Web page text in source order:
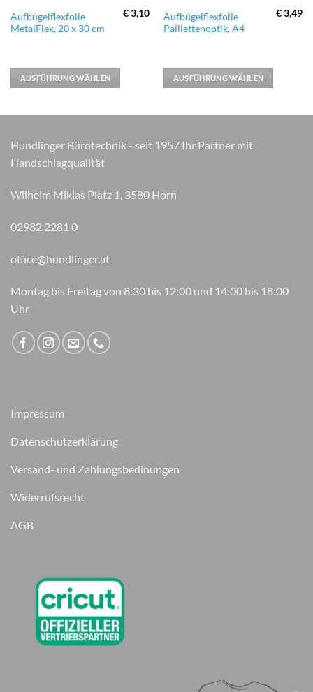
Aufbügelflexfolie
MetalFlex, 20 x 30 cm
€3,10
AUSFÜHRUNG WÄHLEN
Dieses
Produkt
Varianten
auf.
Optionen
auf
der
gewählt
Aufbügelflexfolie
Paillettenoptik, A4
€3,49
AUSFÜHRUNG WÄHLEN
Dieses
Produkt
Varianten
auf.
Optionen
auf
gewählt
Hundlinger Bürotechnik - seit 1957 Ihr Partner mit
Handschlagqualität
Wilhelm Miklas Platz 1, 3580 Horn
02982 2281 0
office@hundlinger.at
Montag bis Freitag von 8:30 bis 12:00 und 14:00 bis 18:00
Uhr
Impressum
Datenschutzerklärung
Versand- und Zahlungsbedinungen
Widerrufsrecht
AGB